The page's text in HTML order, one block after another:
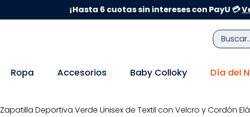
¡Hasta 6 cuotas sin intereses con PayU 💳
Buscar...
Ropa Accesorios Baby Colloky Día del
Zapatilla Deportiva Verde Unisex de Textil con Velcro y Cordón
TÉRMINOS MÁS BUSCADOS